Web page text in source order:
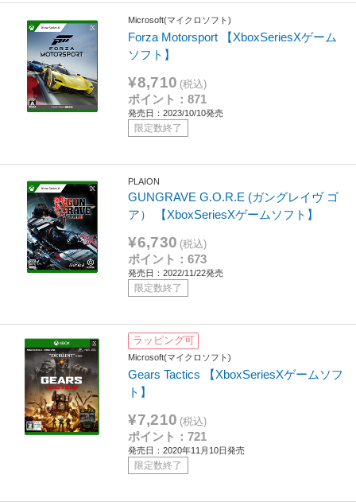
Microsoft(マイクロソフト)
Forza Motorsport 【XboxSeriesXゲーム
ソフト】
¥8,710 (税込)
ポイント：871
発売日：2023/10/10発売
限定数終了
PLAION
GUNGRAVE G.O.R.E (ガングレイヴ ゴ
ア） 【XboxSeriesXゲームソフト】
¥6,730 (税込)
ポイント：673
発売日：2022/11/22発売
限定数終了
ラッピング可
Microsoft(マイクロソフト)
Gears Tactics 【XboxSeriesXゲームソフ
ト】
¥7,210 (税込)
ポイント：721
発売日：2020年11月10日発売
限定数終了